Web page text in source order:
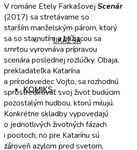
UKÁŽ SA
KOMIKS
V románe Etely Farkašovej Scenár
(2017) sa stretávame so
starším manželským párom, ktorý
sa so starnutím a blížiacou sa
smrťou vyrovnáva prípravou
scenára poslednej rozlúčky. Obaja,
prekladateľka Katarína
a prírodovedec Vojto, sa rozhodnú
sprostredkovať svoj život budúcim
pozostalým hudbou, ktorú milujú.
Konkrétne skladby vypovedajú
o jednotlivých životných fázach
i pocitoch, no pre Katarínu sú
zároveň azylom pred svetom,